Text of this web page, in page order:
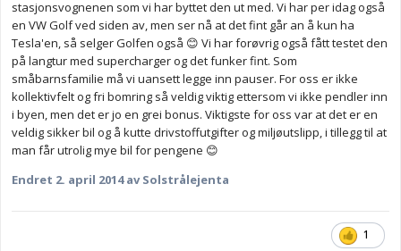
stasjonsvognenen som vi har byttet den ut med. Vi har per idag også
en VW Golf ved siden av, men ser nå at det fint går an å kun ha
Tesla'en, så selger Golfen også 😊 Vi har forøvrig også fått testet den
på langtur med supercharger og det funker fint. Som
småbarnsfamilie må vi uansett legge inn pauser. For oss er ikke
kollektivfelt og fri bomring så veldig viktig ettersom vi ikke pendler inn
i byen, men det er jo en grei bonus. Viktigste for oss var at det er en
veldig sikker bil og å kutte drivstoffutgifter og miljøutslipp, i tillegg til at
man får utrolig mye bil for pengene 😊
Endret 2. april 2014av Solstrålejenta
1